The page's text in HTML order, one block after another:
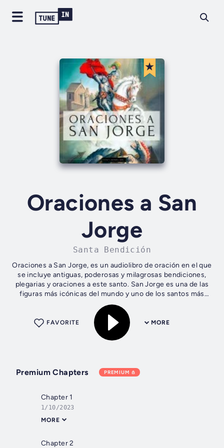
Oraciones a San
Jorge
Santa Bendición
Oraciones a San Jorge, es un audiolibro de oración en el que
se incluye antiguas, poderosas y milagrosas bendiciones,
plegarias y oraciones a este santo. San Jorge es una de las
figuras más icónicas del mundo y uno de los santos más
importantes del...
MORE
FAVORITE
Premium Chapters PREMIUM
Chapter 1
1/10/2023
MORE
Chapter 2